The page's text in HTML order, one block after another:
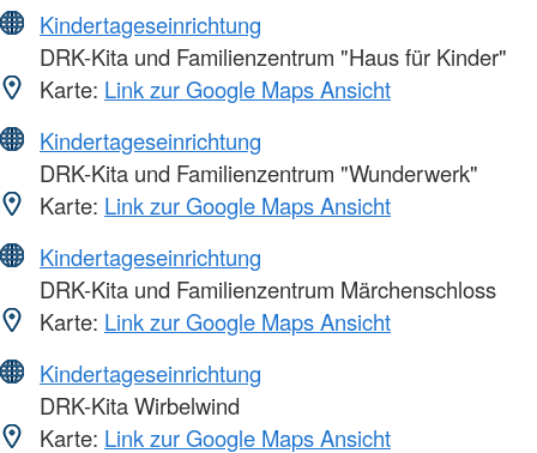
Kindertageseinrichtung
DRK-Kita und Familienzentrum "Haus für Kinder"
Karte: Link zur Google Maps Ansicht
Kindertageseinrichtung
DRK-Kita und Familienzentrum "Wunderwerk"
Karte: Link zur Google Maps Ansicht
Kindertageseinrichtung
DRK-Kita und Familienzentrum Märchenschloss
Karte: Link zur Google Maps Ansicht
Kindertageseinrichtung
DRK-Kita Wirbelwind
Karte: Link zur Google Maps Ansicht